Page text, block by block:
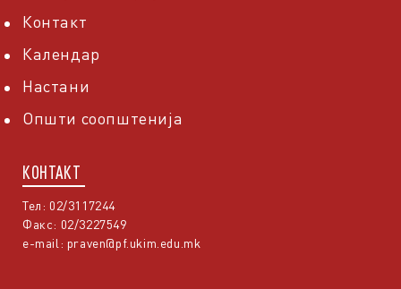
Контакт
Календар
Настани
Општи соопштенија
КОНТАКТ
Тел: 02/3117244
Факс: 02/3227549
e-mail: praven@pf.ukim.edu.mk